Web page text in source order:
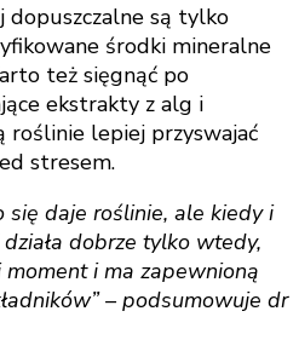
są tylko
środki mineralne
też sięgnąć po
ekstrakty z alg i
roślinie lepiej przyswajać
stresem.
się daje roślinie, ale kiedy i
dobrze tylko wtedy,
i ma zapewnioną
– podsumowuje dr